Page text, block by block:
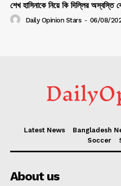
শেখ হাসিনাকে নিয়ে কি দিল্লির অস্বস্তি
Daily Opinion Stars - 06/08/
Latest News Bangladesh
Soccer
About us